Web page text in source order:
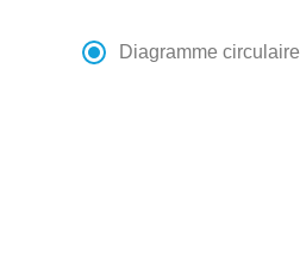
Diagramme circulaire